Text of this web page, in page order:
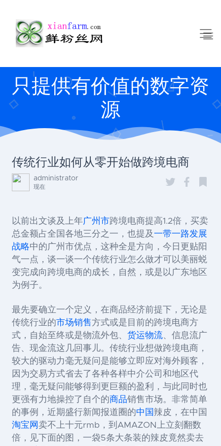
只提供有价值的数字资
源
传统行业如何从零开始做跨境电商
administrator
现在
以前出文谈及上年广州市跨境电商提高1.2倍，买卖
总金额占全国各地三分之一，也提及一带一路发展
战略中的广州市优点，这种全是方向，今日更贴阳
气一点，谈一谈一个传统行业怎么做才可以美丽蜕
变完成向跨境电商的成长，自然，或是以广东地区
为例子。
最先要确立一个定义，在商品经济前提下，无论是
传统行业的市场销售方式或是目前的跨境电商方
式，自始至终或是物流外包、 货运物流、信息流广
告、现金流这几回事儿。传统行业想做跨境电商，
较大的驱动力毫无疑问是能够立即应对海外顾客，
因为交易方式省去了各种各样中介公司和地区代
理，毫无疑问能够得到更巨额的盈利，与此同时也
更强有力地操控了自个的商品销售市场。非常简单
的事例，近期盛行新闻报道圈的中国辣皮，在中国
淘宝网 卖不上十元rmb，到AMAZON上立刻翻数
倍，见下面的图，一袋5条大条装的辣皮竟然卖去